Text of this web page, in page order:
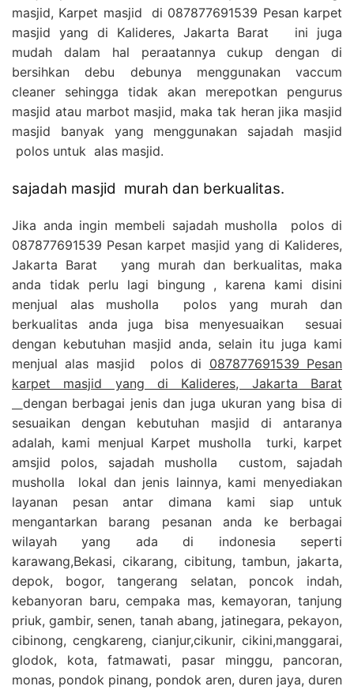
masjid, Karpet masjid di 087877691539 Pesan karpet
masjid yang di Kalideres, Jakarta Barat ini juga
mudah dalam hal peraatannya cukup dengan di
bersihkan debu debunya menggunakan vaccum
cleaner sehingga tidak akan merepotkan pengurus
masjid atau marbot masjid, maka tak heran jika masjid
masjid banyak yang menggunakan sajadah masjid
polos untuk alas masjid.
sajadah masjid murah dan berkualitas.
Jika anda ingin membeli sajadah musholla polos di
087877691539 Pesan karpet masjid yang di Kalideres,
Jakarta Barat yang murah dan berkualitas, maka
anda tidak perlu lagi bingung , karena kami disini
menjual alas musholla polos yang murah dan
berkualitas anda juga bisa menyesuaikan sesuai
dengan kebutuhan masjid anda, selain itu juga kami
menjual alas masjid polos di 087877691539 Pesan
karpet masjid yang di Kalideres, Jakarta Barat
dengan berbagai jenis dan juga ukuran yang bisa di
sesuaikan dengan kebutuhan masjid di antaranya
adalah, kami menjual Karpet musholla turki, karpet
amsjid polos, sajadah musholla custom, sajadah
musholla lokal dan jenis lainnya, kami menyediakan
layanan pesan antar dimana kami siap untuk
mengantarkan barang pesanan anda ke berbagai
wilayah yang ada di indonesia seperti
karawang,Bekasi, cikarang, cibitung, tambun, jakarta,
depok, bogor, tangerang selatan, poncok indah,
kebanyoran baru, cempaka mas, kemayoran, tanjung
priuk, gambir, senen, tanah abang, jatinegara, pekayon,
cibinong, cengkareng, cianjur,cikunir, cikini,manggarai,
glodok, kota, fatmawati, pasar minggu, pancoran,
monas, pondok pinang, pondok aren, duren jaya, duren